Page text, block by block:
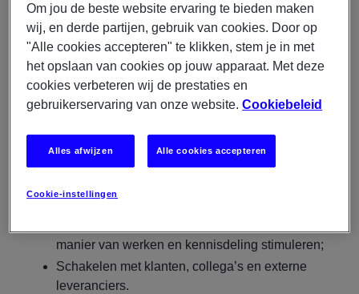
gebied van hardware, software en infrastructuur;
Beheren en optimaliseren van werkplekken en
gebruikersomgevingen;
Signaleren van terugkerende problemen en
structurele verbeteringen doorvoeren;
support en beheer;
manier van werken en kennisdeling stimuleren;
Schakelen met klanten, collega’s en externe
leveranciers.
Om jou de beste website ervaring te bieden maken
wij, en derde partijen, gebruik van cookies. Door op
"Alle cookies accepteren" te klikken, stem je in met
het opslaan van cookies op jouw apparaat. Met deze
cookies verbeteren wij de prestaties en
gebruikerservaring van onze website.Cookiebeleid
Cookie-instellingen
Alles afwijzen Alle cookies accepteren